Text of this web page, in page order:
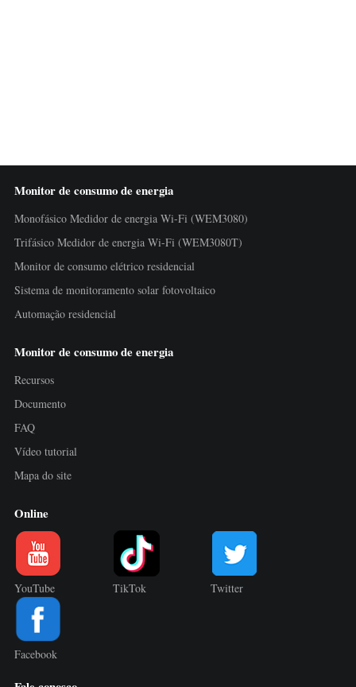
Monitor de consumo de energia
Monofásico Medidor de energia Wi-Fi (WEM3080)
Trifásico Medidor de energia Wi-Fi (WEM3080T)
Monitor de consumo elétrico residencial
Sistema de monitoramento solar fotovoltaico
Automação residencial
Monitor de consumo de energia
Recursos
Documento
FAQ
Vídeo tutorial
Mapa do site
Online
YouTube TikTok Twitter
Facebook